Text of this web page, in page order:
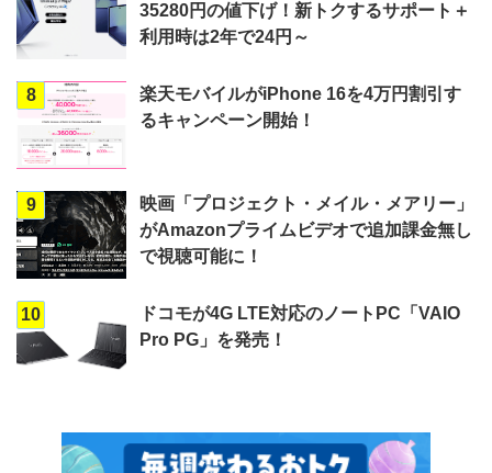
35280円の値下げ！新トクするサポート＋
利用時は2年で24円～
8
楽天モバイルがiPhone 16を4万円割引す
るキャンペーン開始！
9
映画「プロジェクト・メイル・メアリー」
がAmazonプライムビデオで追加課金無し
で視聴可能に！
10
ドコモが4G LTE対応のノートPC「VAIO
Pro PG」を発売！